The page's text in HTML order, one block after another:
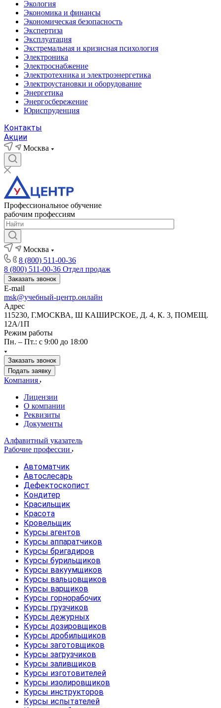
Экология
Экономика и финансы
Экономическая безопасность
Экспертиза
Эксплуатация
Экстремальная и кризисная психология
Электроника
Электроснабжение
Электротехника и электроэнергетика
Электроустановки и оборудование
Энергетика
Энергосбережение
Юриспруденция
Контакты
Акции
Москва
Профессиональное обучение
рабочим профессиям
Москва
8 (800) 511-00-36
8 (800) 511-00-36 Отдел продаж
Заказать звонок
E-mail
msk@учебный-центр.онлайн
Адрес
115230, Г.МОСКВА, Ш КАШИРСКОЕ, Д. 4, К. 3, ПОМЕЩ.
12А/1П
Режим работы
Пн. – Пт.: с 9:00 до 18:00
Заказать звонок
Подать заявку
Компания
Лицензии
О компании
Реквизиты
Документы
Алфавитный указатель
Рабочие профессии
Автоматчик
Автослесарь
Дефектоскопист
Кондитер
Красильщик
Красота
Кровельщик
Курсы агентов
Курсы аппаратчиков
Курсы бригадиров
Курсы бурильщиков
Курсы вакуумщиков
Курсы вальцовщиков
Курсы варщиков
Курсы горнорабочих
Курсы грузчиков
Курсы дежурных
Курсы дозировщиков
Курсы дробильщиков
Курсы заготовщиков
Курсы загрузчиков
Курсы заливщиков
Курсы изготовителей
Курсы изолировщиков
Курсы инструкторов
Курсы испытателей